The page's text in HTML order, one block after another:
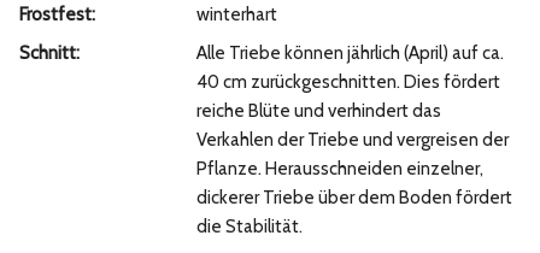
Frostfest:
winterhart
Schnitt:
Alle Triebe können jährlich (April) auf ca.
40 cm zurückgeschnitten. Dies fördert
reiche Blüte und verhindert das
Verkahlen der Triebe und vergreisen der
Pflanze. Herausschneiden einzelner,
dickerer Triebe über dem Boden fördert
die Stabilität.